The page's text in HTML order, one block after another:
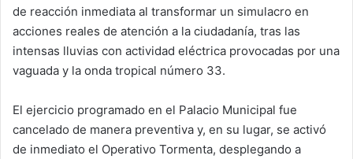
de reacción inmediata al transformar un simulacro en
acciones reales de atención a la ciudadanía, tras las
intensas lluvias con actividad eléctrica provocadas por una
vaguada y la onda tropical número 33.
El ejercicio programado en el Palacio Municipal fue
cancelado de manera preventiva y, en su lugar, se activó
de inmediato el Operativo Tormenta, desplegando a